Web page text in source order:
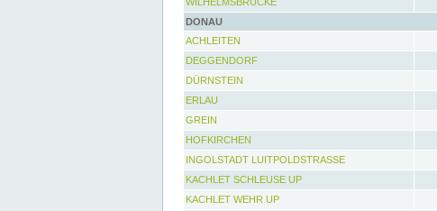
DONAU
ACHLEITEN
DEGGENDORF
DÜRNSTEIN
ERLAU
GREIN
HOFKIRCHEN
INGOLSTADT LUITPOLDSTRASSE
KACHLET SCHLEUSE UP
KACHLET WEHR UP